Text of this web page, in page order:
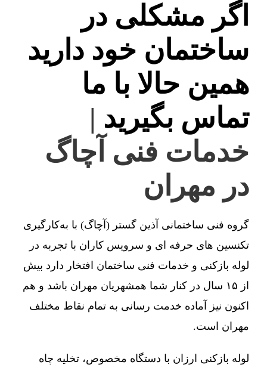
اگر مشکلی در
ساختمان خود دارید
همین حالا با ما
تماس بگیرید |
خدمات فنی آچاگ
در مهران
گروه فنی ساختمانی آذین گستر (آچاگ) با به‌کارگیری
تکنسین های حرفه ای و سرویس کاران با تجربه در
لوله بازکنی و خدمات فنی ساختمان افتخار دارد بیش
از ۱۵ سال در کنار شما همشهریان مهران باشد و هم
اکنون نیز آماده خدمت رسانی به تمام نقاط مختلف
مهران است.
لوله بازکنی ارزان با دستگاه مخصوص، تخلیه چاه